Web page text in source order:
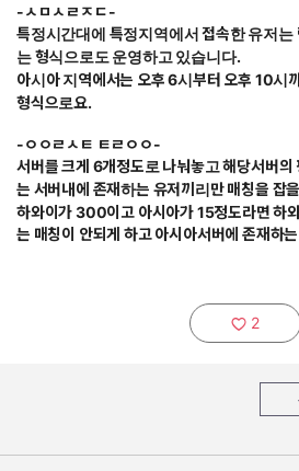
-ㅅㅁㅅㄹㅈㄷ-
특정시간대에 특정지역에서 접속한 유저는
는 형식으로도 운영하고 있습니다.
아시아 지역에서는 오후 6시부터 오후 10시
형식으로요.
-ㅇㅇㄹㅅㅌ ㅌㄹㅇㅇ-
서버를 크게 6개정도로 나눠놓고 해당서버의
는 서버내에 존재하는 유저끼리만 매칭을 잡
하와이가 300이고 아시아가 15정도라면 하
는 매칭이 안되게 하고 아시아서버에 존재하
추천하기:
2